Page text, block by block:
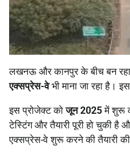
लखनऊ और कानपुर के बीच बन रहा
एक्सप्रेस-वेभी माना जा रहा है।
इस प्रोजेक्ट कोजून2025में शुरू
टेस्टिंग और तैयारी पूरी हो चुकी है
एक्सप्रेस-वे शुरू करने की तैयारी